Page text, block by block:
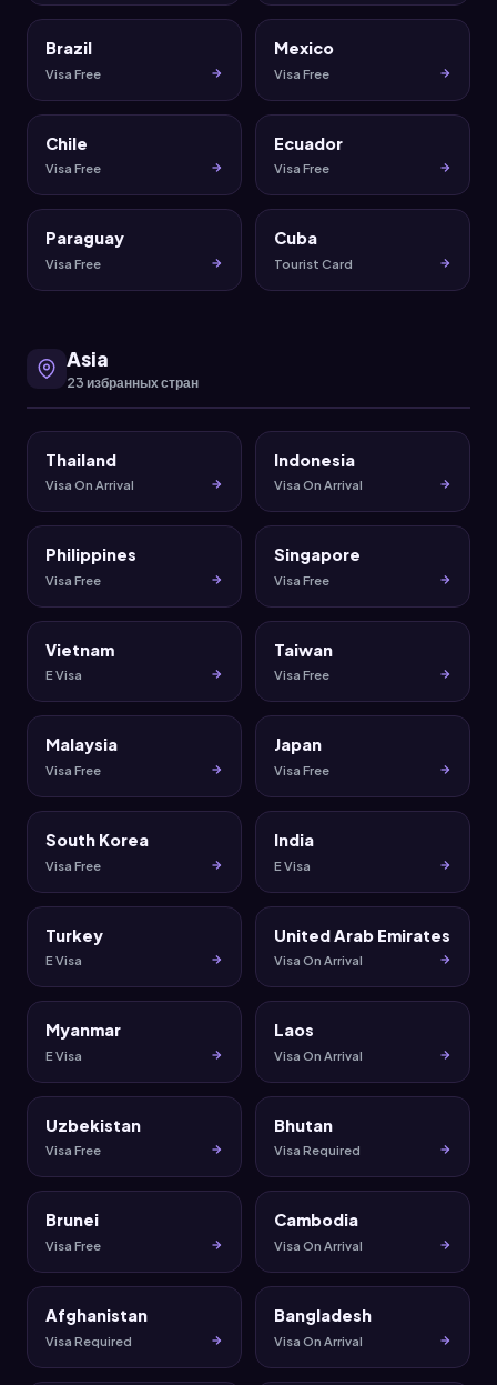
Brazil
Visa Free
Mexico
Visa Free
Chile
Visa Free
Ecuador
Visa Free
Paraguay
Visa Free
Cuba
Tourist Card
Asia
23 избранных стран
Thailand
Visa On Arrival
Indonesia
Visa On Arrival
Philippines
Visa Free
Singapore
Visa Free
Vietnam
E Visa
Taiwan
Visa Free
Malaysia
Visa Free
Japan
Visa Free
South Korea
Visa Free
India
E Visa
Turkey
E Visa
United Arab Emirates
Visa On Arrival
Myanmar
E Visa
Laos
Visa On Arrival
Uzbekistan
Visa Free
Bhutan
Visa Required
Brunei
Visa Free
Cambodia
Visa On Arrival
Afghanistan
Visa Required
Bangladesh
Visa On Arrival